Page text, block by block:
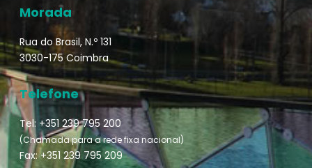
Morada
Rua do Brasil, N.º 131
3030-175 Coimbra
Telefone
Tel: +351 239 795 200
(Chamada para a rede fixa nacional)
Fax: +351 239 795 209